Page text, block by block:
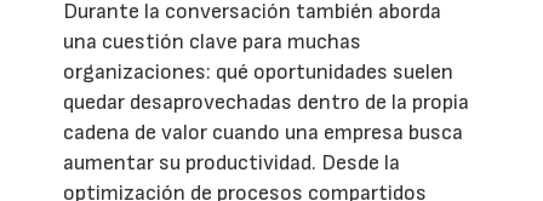
Durante la conversación también aborda
una cuestión clave para muchas
organizaciones: qué oportunidades suelen
quedar desaprovechadas dentro de la propia
cadena de valor cuando una empresa busca
aumentar su productividad. Desde la
optimización de procesos compartidos